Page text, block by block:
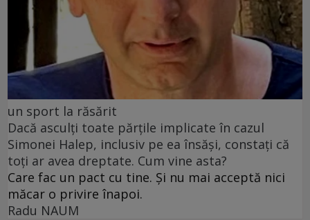
un sport la răsărit
Dacă asculți toate părțile implicate în cazul
Simonei Halep, inclusiv pe ea însăși, constați că
toți ar avea dreptate. Cum vine asta?
Care fac un pact cu tine. Și nu mai acceptă nici
măcar o privire înapoi.
Radu NAUM